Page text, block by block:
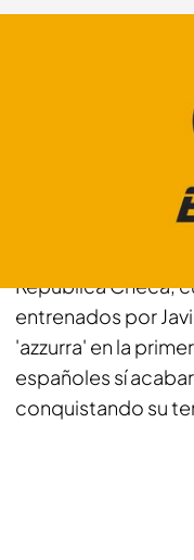
A nivel oficial, el
República Checa,
entrenados por
'azzurra' en la
españoles sí
conquistando su